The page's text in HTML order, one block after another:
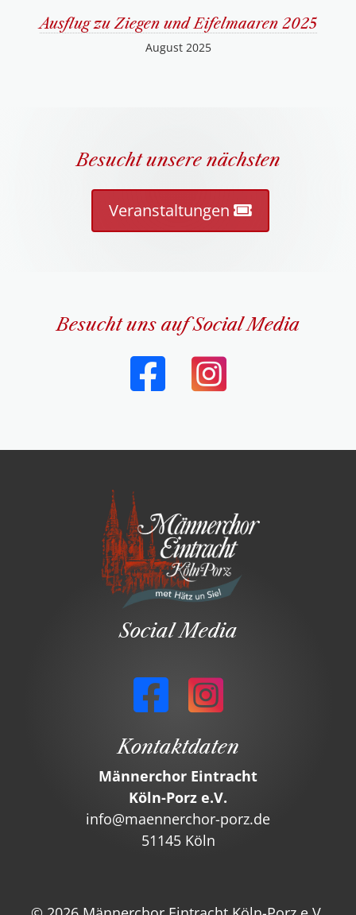
Ausflug zu Ziegen und Eifelmaaren 2025
August 2025
Besucht unsere nächsten
Veranstaltungen
Besucht uns auf Social Media
Social Media
Kontaktdaten
Männerchor Eintracht
Köln-Porz e.V.
info@maennerchor-porz.de
51145 Köln